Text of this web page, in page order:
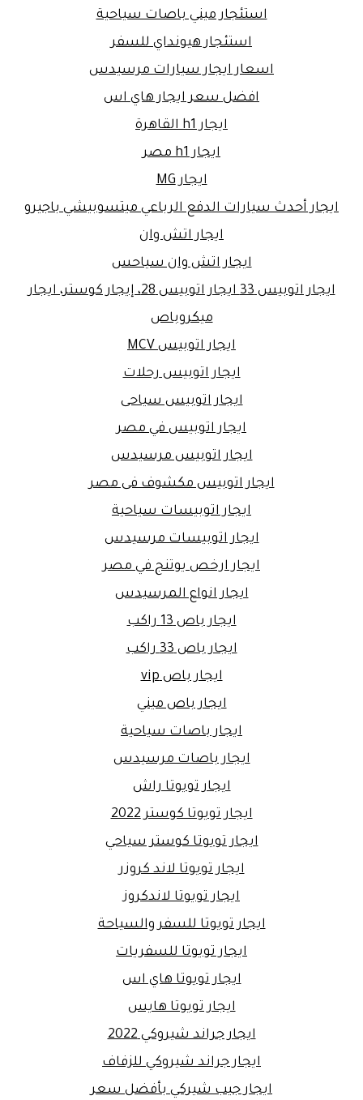
استئجار ميني باصات سياحية
استئجار هيونداي للسفر
اسعار ايجار سيارات مرسيدس
افضل سعر ايجار هاي اس
ايجار h1 القاهرة
ايجار h1 مصر
ايجار MG
ايجار أحدث سيارات الدفع الرباعي ميتسوبيشي باجيرو
ايجار اتش وان
ايجار اتش وان سياحس
ايجار اتوبيس 33 ايجار اتوبيس 28، إيجار كوستر، ايجار
ميكروباص
ايجار اتوبيس MCV
ايجار اتوبيس رحلات
ايجار اتوبيس سياحى
ايجار اتوبيس في مصر
ايجار اتوبيس مرسيدس
ايجار اتوبيس مكشوف فى مصر
ايجار اتوبيسات سياحية
ايجار اتوبيسات مرسيدس
ايجار ارخص يوتنج في مصر
ايجار انواع المرسيدس
ايجار باص 13 راكب
ايجار باص 33 راكب
ايجار باص vip
ايجار باص ميني
ايجار باصات سياحية
ايجار باصات مرسيدس
ايجار تويوتا راش
ايجار تويوتا كوستر 2022
ايجار تويوتا كوستر سياحي
ايجار تويوتا لاند كروزر
ايجار تويوتا لاندكروز
ايجار تويوتا للسفر والسياحة
ايجار تويوتا للسفريات
ايجار تويوتا هاي اس
ايجار تويوتا هايس
ايجار جراند شيروكي 2022
ايجار جراند شيروكي للزفاف
ايجار جيب شيركي بأفضل سعر